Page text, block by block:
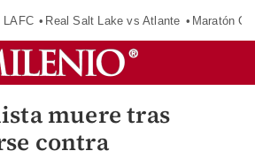
LAFC Real Salt Lake vs Atlante Maratón
muere tras
contra